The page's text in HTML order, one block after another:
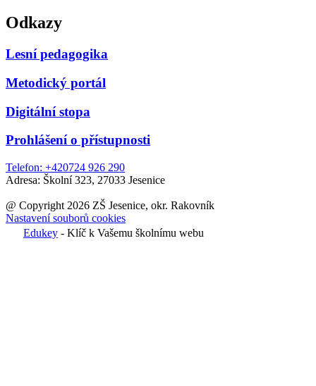
Odkazy
Lesní pedagogika
Metodický portál
Digitální stopa
Prohlášení o přístupnosti
Telefon: +420724 926 290
Adresa: Školní 323, 27033 Jesenice
@ Copyright 2026 ZŠ Jesenice, okr. Rakovník
Nastavení souborů cookies
Edukey - Klíč k Vašemu školnímu webu